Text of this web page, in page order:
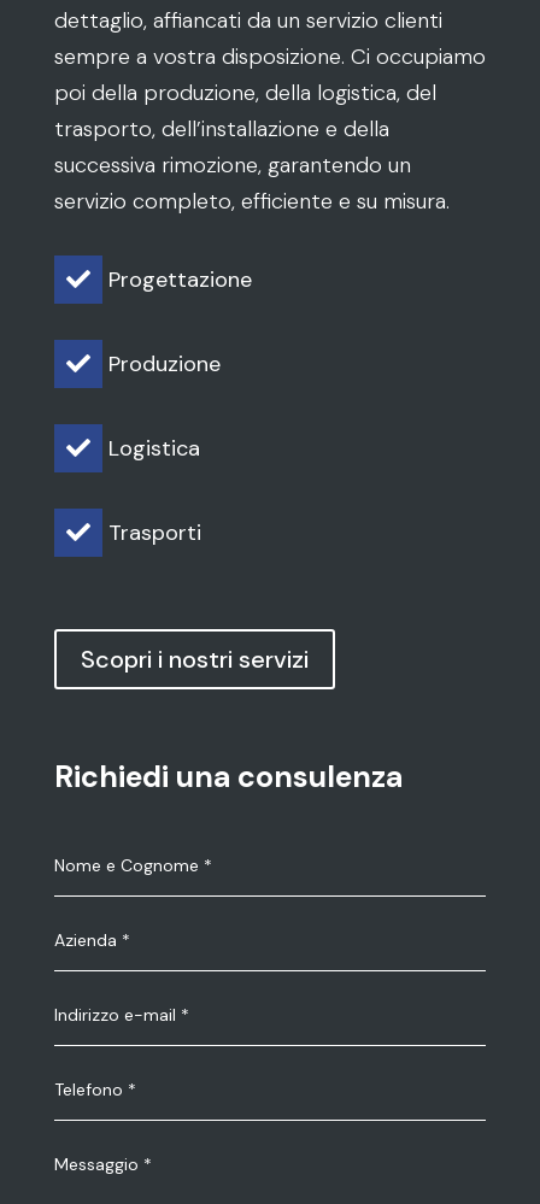
dettaglio, affiancati da un servizio clienti
sempre a vostra disposizione. Ci occupiamo
poi della produzione, della logistica, del
trasporto, dell’installazione e della
successiva rimozione, garantendo un
servizio completo, efficiente e su misura.
 Progettazione
 Produzione
 Logistica
 Trasporti
Scopri i nostri servizi
Richiedi una consulenza